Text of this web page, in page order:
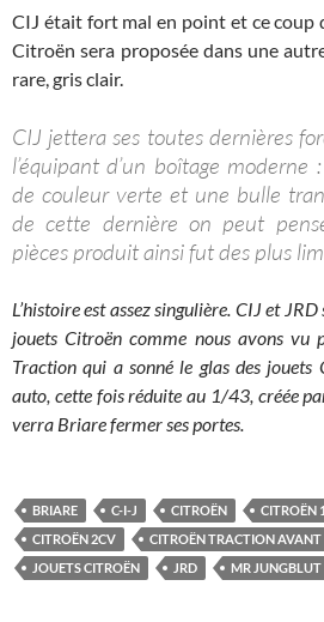
CIJ était fort mal en point et ce coup
Citroën sera proposée dans une
rare, gris clair.
CIJ jettera ses toutes dernières
l’équipant d’un boîtage
de couleur verte et une bulle
de cette dernière on peut
pièces produit ainsi fut des plus
L’histoire est assez singulière. CIJ et
jouets Citroën comme nous avons vu
Traction qui a sonné le glas des jouets
auto, cette fois réduite au 1/43, créée
verra Briare fermer ses portes.
BRIARE C-I-J CITROËN CITROËN
CITROËN 2CV
CITROËN TRACTION AVANT
JOUETS CITROËN
JRD MR JUNGBLUT